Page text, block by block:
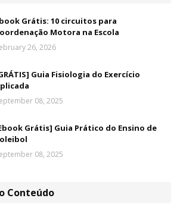
Grátis: 10 circuitos para
Motora na Escola
26, 2026
Guia Fisiologia do Exercício
08, 2025
Grátis] Guia Prático do Ensino de
08, 2025
Conteúdo